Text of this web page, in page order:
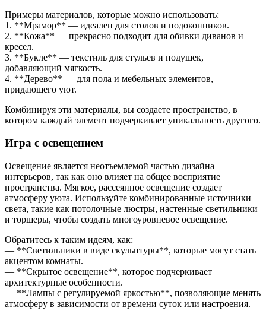
Примеры материалов, которые можно использовать:
1. **Мрамор** — идеален для столов и подоконников.
2. **Кожа** — прекрасно подходит для обивки диванов и
кресел.
3. **Букле** — текстиль для стульев и подушек,
добавляющий мягкость.
4. **Дерево** — для пола и мебельных элементов,
придающего уют.
Комбинируя эти материалы, вы создаете пространство, в
котором каждый элемент подчеркивает уникальность другого.
Игра с освещением
Освещение является неотъемлемой частью дизайна
интерьеров, так как оно влияет на общее восприятие
пространства. Мягкое, рассеянное освещение создает
атмосферу уюта. Используйте комбинированные источники
света, такие как потолочные люстры, настенные светильники
и торшеры, чтобы создать многоуровневое освещение.
Обратитесь к таким идеям, как:
— **Светильники в виде скульптуры**, которые могут стать
акцентом комнаты.
— **Скрытое освещение**, которое подчеркивает
архитектурные особенности.
— **Лампы с регулируемой яркостью**, позволяющие менять
атмосферу в зависимости от времени суток или настроения.